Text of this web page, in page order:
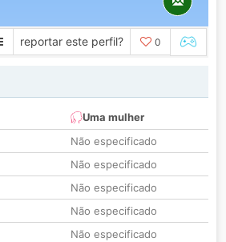
reportar este perfil? 0
Uma mulher
Não especificado
Não especificado
Não especificado
Não especificado
Não especificado